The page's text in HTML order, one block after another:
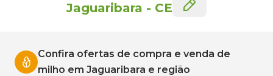
Jaguaribara - CE
Confira ofertas de compra e venda de
milho em Jaguaribara e região